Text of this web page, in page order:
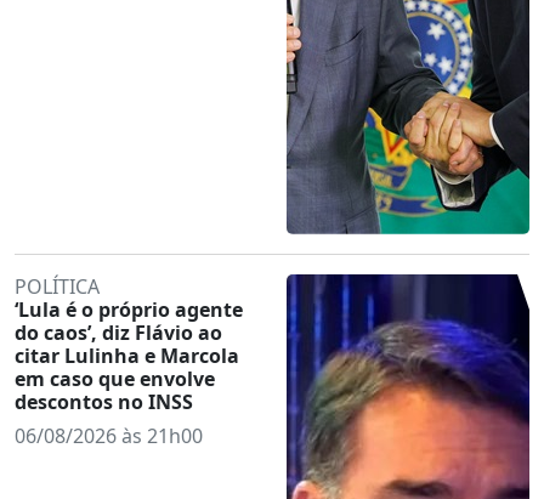
POLÍTICA
‘Lula é o próprio agente
do caos’, diz Flávio ao
citar Lulinha e Marcola
em caso que envolve
descontos no INSS
06/08/2026 às 21h00